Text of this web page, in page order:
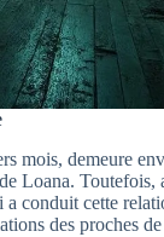
mois, demeure
Loana.
conduit cette
des proches